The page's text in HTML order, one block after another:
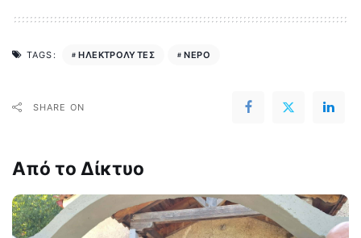
TAGS: ΗΛΕΚΤΡΟΛΥΤΕΣ ΝΕΡΟ
SHARE ON
Από το Δίκτυο